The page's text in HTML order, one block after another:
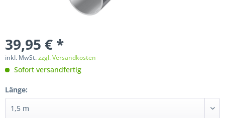
39,95 € *
inkl. MwSt.zzgl. Versandkosten
Sofort versandfertig
Länge: